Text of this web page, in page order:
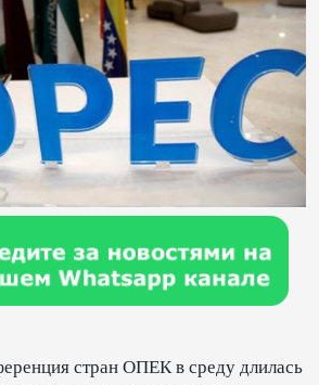
стран ОПЕК в среду длилась